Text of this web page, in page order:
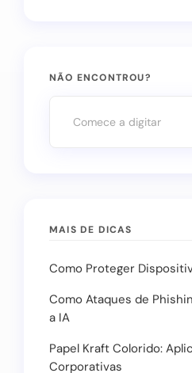
NÃO ENCONTROU?
MAIS DE DICAS
Como Proteger
Como Ataques de
a IA
Papel Kraft Colorido:
Corporativas